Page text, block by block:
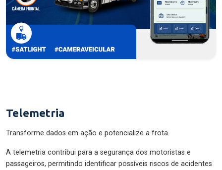
Telemetria
Transforme dados em ação e potencialize a frota.
A telemetria contribui para a segurança dos motoristas e
passageiros, permitindo identificar possíveis riscos de acidentes